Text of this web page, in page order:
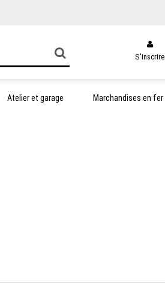
S'inscrire
Atelier et garage Marchandises en fer